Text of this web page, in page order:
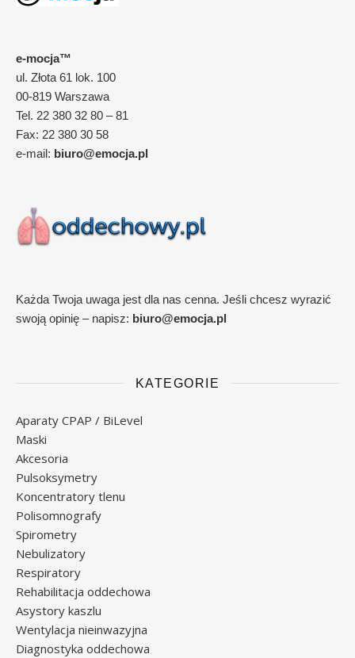
e-mocja™
ul. Złota 61 lok. 100
00-819 Warszawa
Tel. 22 380 32 80 – 81
Fax: 22 380 30 58
e-mail: biuro@emocja.pl
Każda Twoja uwaga jest dla nas cenna. Jeśli chcesz wyrazić
swoją opinię – napisz: biuro@emocja.pl
KATEGORIE
Aparaty CPAP / BiLevel
Maski
Akcesoria
Pulsoksymetry
Koncentratory tlenu
Polisomnografy
Spirometry
Nebulizatory
Respiratory
Rehabilitacja oddechowa
Asystory kaszlu
Wentylacja nieinwazyjna
Diagnostyka oddechowa